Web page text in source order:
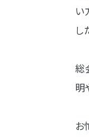
い
し
総
明
お